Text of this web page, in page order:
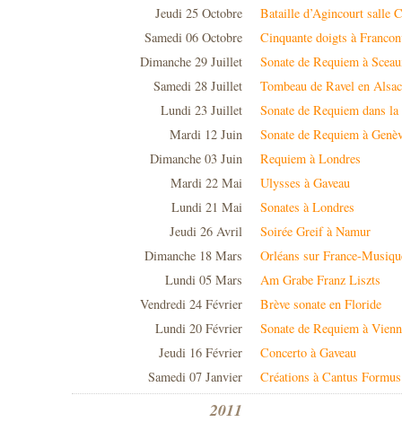
Jeudi 25 Octobre
Bataille d’Agincourt salle
Samedi 06 Octobre
Cinquante doigts à
Dimanche 29 Juillet
Sonate de Requiem à
Samedi 28 Juillet
Tombeau de Ravel en
Lundi 23 Juillet
Sonate de Requiem dans
Mardi 12 Juin
Sonate de Requiem à
Dimanche 03 Juin
Requiem à Londres
Mardi 22 Mai
Ulysses à Gaveau
Lundi 21 Mai
Sonates à Londres
Jeudi 26 Avril
Soirée Greif à Namur
Dimanche 18 Mars
Orléans sur France-
Lundi 05 Mars
Am Grabe Franz Liszts
Vendredi 24 Février
Brève sonate en Floride
Lundi 20 Février
Sonate de Requiem à
Jeudi 16 Février
Concerto à Gaveau
Samedi 07 Janvier
Créations à Cantus Formus
2011